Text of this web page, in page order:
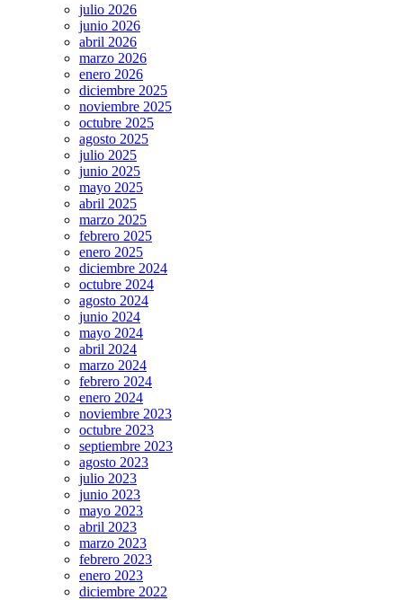
julio 2026
junio 2026
abril 2026
marzo 2026
enero 2026
diciembre 2025
noviembre 2025
octubre 2025
agosto 2025
julio 2025
junio 2025
mayo 2025
abril 2025
marzo 2025
febrero 2025
enero 2025
diciembre 2024
octubre 2024
agosto 2024
junio 2024
mayo 2024
abril 2024
marzo 2024
febrero 2024
enero 2024
noviembre 2023
octubre 2023
septiembre 2023
agosto 2023
julio 2023
junio 2023
mayo 2023
abril 2023
marzo 2023
febrero 2023
enero 2023
diciembre 2022